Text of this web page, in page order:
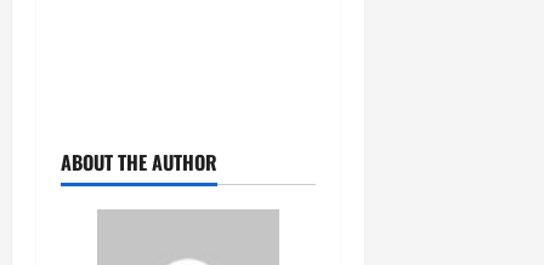
ABOUT THE AUTHOR